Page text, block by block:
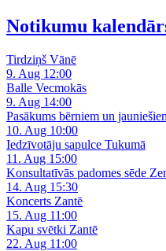
Notikumu
Tirdziņš Vānē
9. Aug 12:00
Balle Vecmokās
9. Aug 14:00
Pasākums bērniem un
10. Aug 10:00
Iedzīvotāju sapulce Tukumā
11. Aug 15:00
Konsultatīvās padomes sēde
14. Aug 15:30
Koncerts Zantē
15. Aug 11:00
Kapu svētki Zantē
22. Aug 11:00